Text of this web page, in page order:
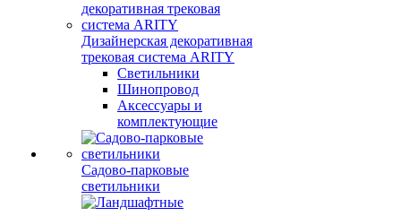
Дизайнерская декоративная
трековая система ARITY
Светильники
Шинопровод
Аксессуары и
комплектующие
Садово-парковые
светильники